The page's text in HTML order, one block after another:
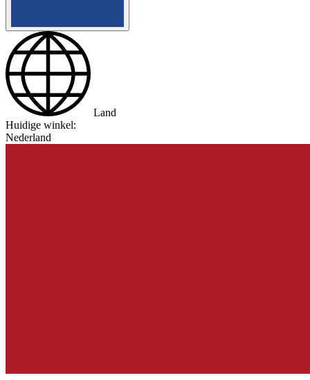
Land
Huidige winkel:
Nederland